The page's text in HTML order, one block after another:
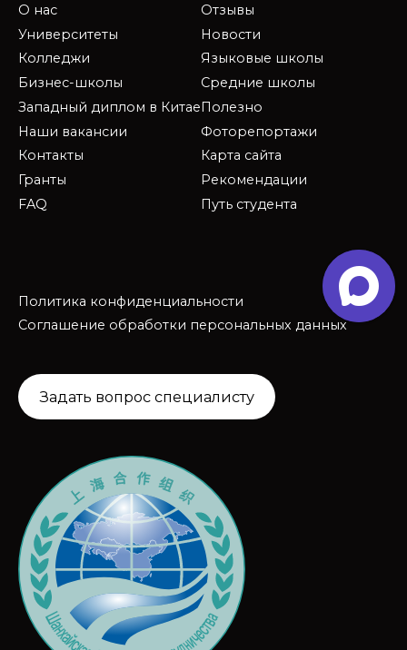
О нас
Университеты
Колледжи
Бизнес-школы
Западный диплом в Китае
Наши вакансии
Контакты
Гранты
FAQ
Отзывы
Новости
Языковые школы
Средние школы
Полезно
Фоторепортажи
Карта сайта
Рекомендации
Путь студента
Политика конфиденциальности
Соглашение обработки персональных данных
Задать вопрос специалисту